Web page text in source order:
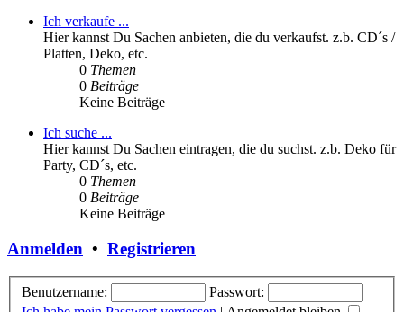
Ich verkaufe ...
Hier kannst Du Sachen anbieten, die du verkaufst. z.b. CD´s /
Platten, Deko, etc.
0 Themen
0 Beiträge
Keine Beiträge
Ich suche ...
Hier kannst Du Sachen eintragen, die du suchst. z.b. Deko für
Party, CD´s, etc.
0 Themen
0 Beiträge
Keine Beiträge
Anmelden • Registrieren
Benutzername:
Passwort: